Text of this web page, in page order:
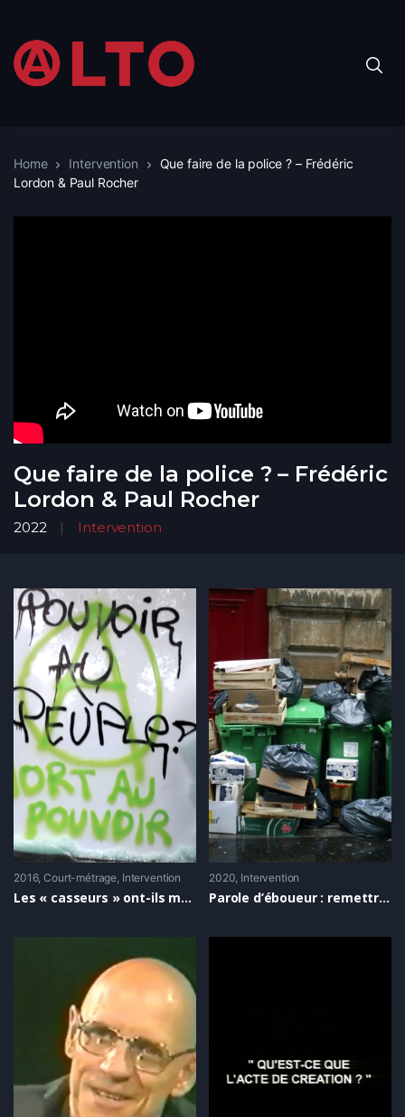
Home Intervention
Que faire de la police ? – Frédéric
Lordon & Paul Rocher
Que faire de la police ? – Frédéric
Lordon & Paul Rocher
2022 Intervention
2016 Court-métrage, Intervention
Les « casseurs » ont-ils mauvaise presse ? [micro-trottoir]
2020 Intervention
Parole d’éboueur : remettre l’illégalité au centre de la contestation